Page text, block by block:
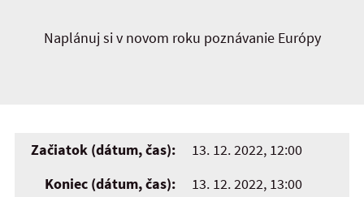
Naplánuj si v novom roku poznávanie Európy
Začiatok (dátum, čas):
13. 12. 2022, 12:00
Koniec (dátum, čas):
13. 12. 2022, 13:00